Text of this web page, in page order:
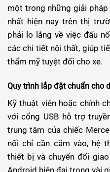
một trong những giải
nhất hiện nay trên thị
phải lo lắng về việc đấu
các chi tiết nội thất, giúp
thẩm mỹ tuyệt đối cho xe.
Quy trình lắp đặt chuẩn cho
Kỹ thuật viên hoặc chính
với cổng USB hỗ trợ
trung tâm của chiếc
nối chỉ cần cắm vào, hệ
thiết bị và chuyển đổi
Android hiện đại trong vài